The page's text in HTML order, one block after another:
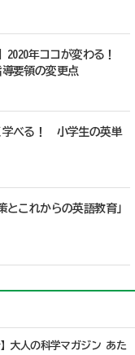
年ココが変わる！
要領の変更点
学べる！ 小学生の英単
とこれからの英語教育」
大人の科学マガジン あた